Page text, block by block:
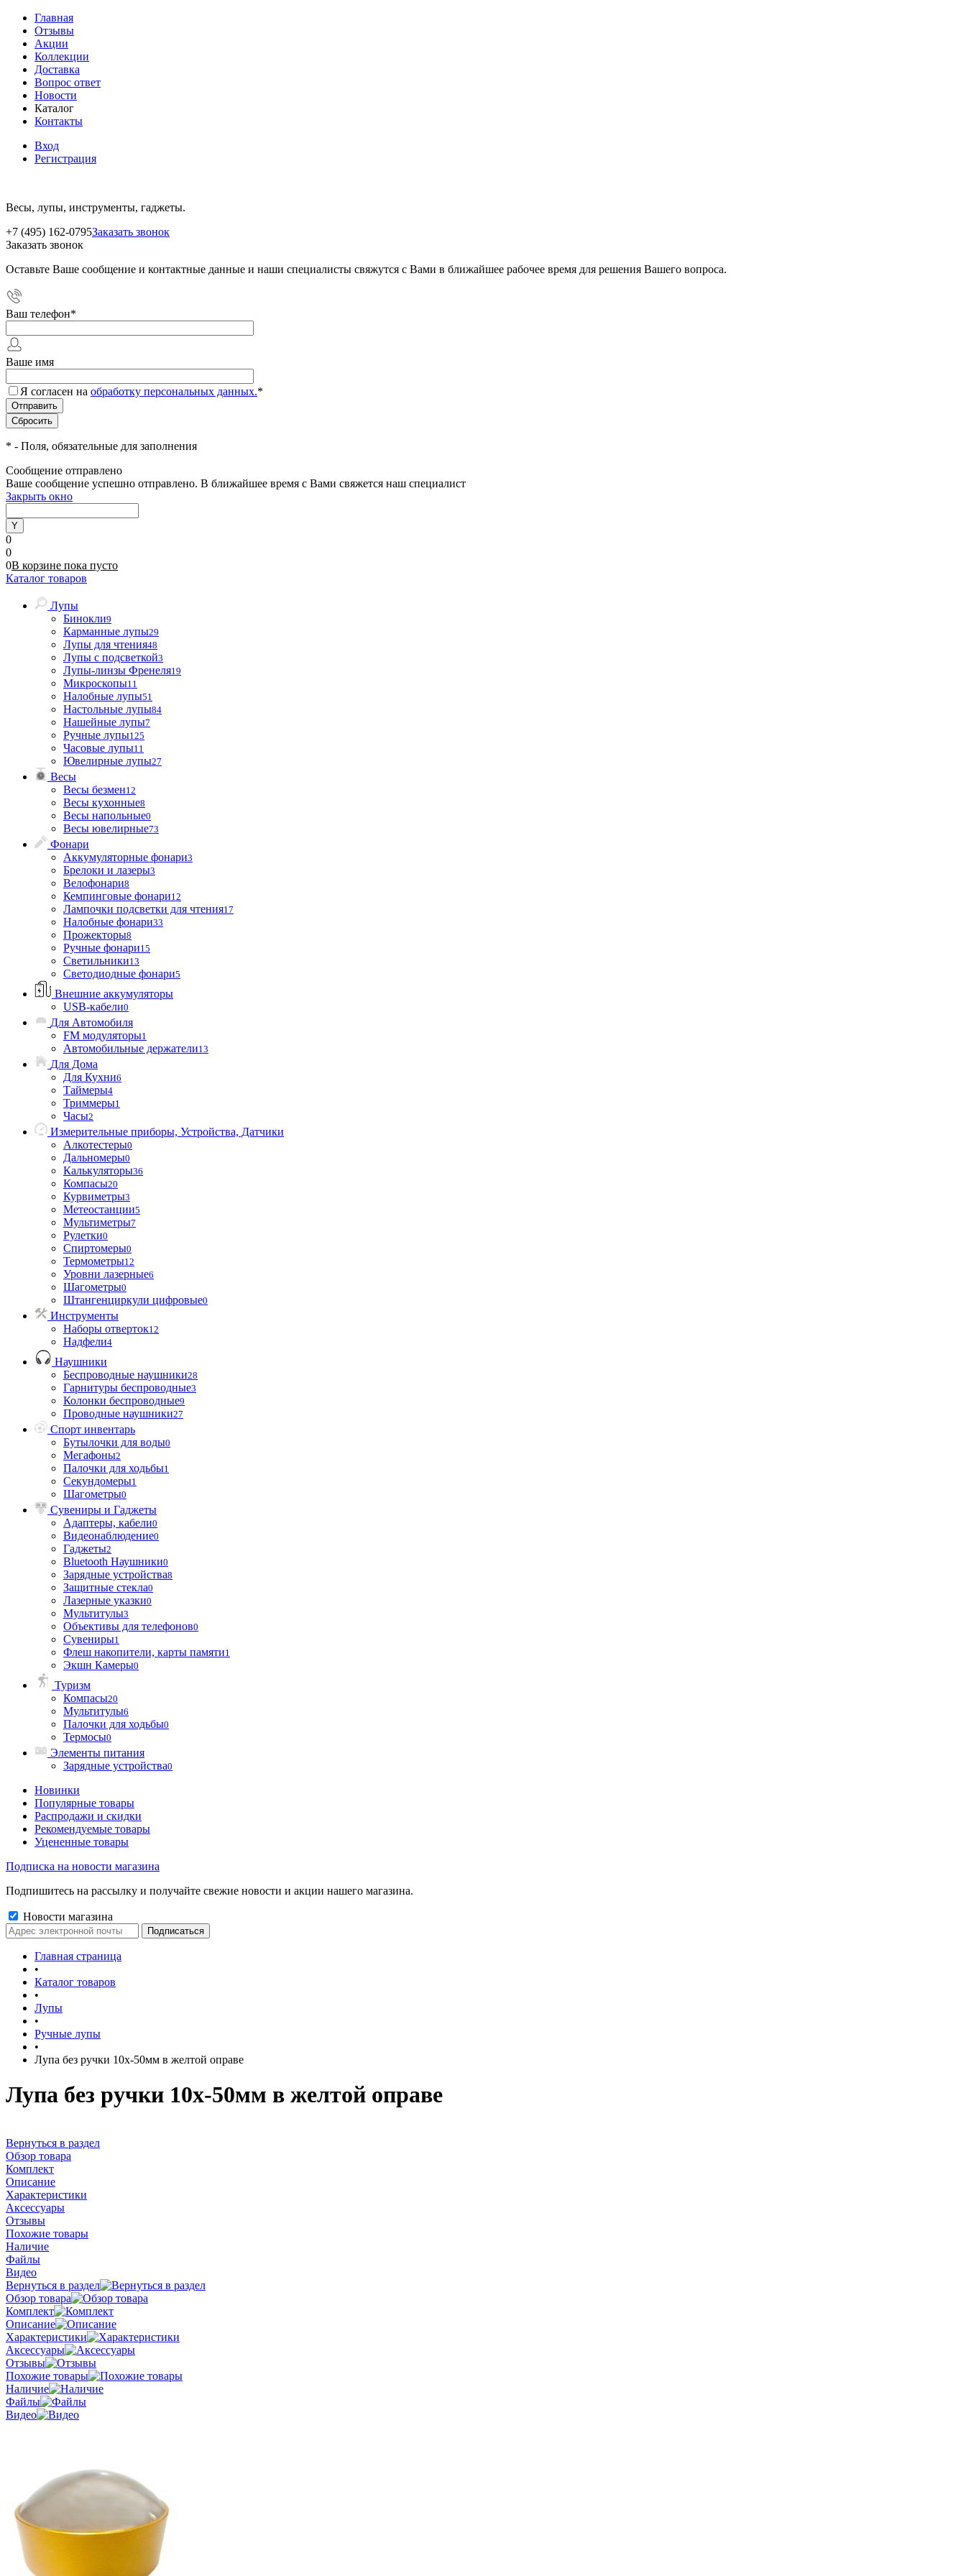
Главная
Отзывы
Акции
Коллекции
Доставка
Вопрос ответ
Новости
Каталог
Контакты
Вход
Регистрация
Весы, лупы, инструменты, гаджеты.
+7 (495) 162-0795Заказать звонок
Заказать звонок
Оставьте Ваше сообщение и контактные данные и наши специалисты свяжутся с Вами в ближайшее рабочее время для решения Вашего вопроса.
Ваш телефон*
Ваше имя
Я согласен на обработку персональных данных.*
* - Поля, обязательные для заполнения
Сообщение отправлено
Ваше сообщение успешно отправлено. В ближайшее время с Вами свяжется наш специалист
Закрыть окно
0
0
0В корзине пока пусто
Каталог товаров
Лупы
Бинокли9
Карманные лупы29
Лупы для чтения48
Лупы с подсветкой3
Лупы-линзы Френеля19
Микроскопы11
Налобные лупы51
Настольные лупы84
Нашейные лупы7
Ручные лупы125
Часовые лупы11
Ювелирные лупы27
Весы
Весы безмен12
Весы кухонные8
Весы напольные0
Весы ювелирные73
Фонари
Аккумуляторные фонари3
Брелоки и лазеры3
Велофонари8
Кемпинговые фонари12
Лампочки подсветки для чтения17
Налобные фонари33
Прожекторы8
Ручные фонари15
Светильники13
Светодиодные фонари5
Внешние аккумуляторы
USB-кабели0
Для Автомобиля
FM модуляторы1
Автомобильные держатели13
Для Дома
Для Кухни6
Таймеры4
Триммеры1
Часы2
Измерительные приборы, Устройства, Датчики
Алкотестеры0
Дальномеры0
Калькуляторы36
Компасы20
Курвиметры3
Метеостанции5
Мультиметры7
Рулетки0
Спиртомеры0
Термометры12
Уровни лазерные6
Шагометры0
Штангенциркули цифровые0
Инструменты
Наборы отверток12
Надфели4
Наушники
Беспроводные наушники28
Гарнитуры беспроводные3
Колонки беспроводные9
Проводные наушники27
Спорт инвентарь
Бутылочки для воды0
Мегафоны2
Палочки для ходьбы1
Секундомеры1
Шагометры0
Сувениры и Гаджеты
Адаптеры, кабели0
Видеонаблюдение0
Гаджеты2
Bluetooth Наушники0
Зарядные устройства8
Защитные стекла0
Лазерные указки0
Мультитулы3
Объективы для телефонов0
Сувениры1
Флеш накопители, карты памяти1
Экшн Камеры0
Туризм
Компасы20
Мультитулы6
Палочки для ходьбы0
Термосы0
Элементы питания
Зарядные устройства0
Новинки
Популярные товары
Распродажи и скидки
Рекомендуемые товары
Уцененные товары
Подписка на новости магазина
Подпишитесь на рассылку и получайте свежие новости и акции нашего магазина.
Новости магазина
Главная страница
•
Каталог товаров
•
Лупы
•
Ручные лупы
•
Лупа без ручки 10х-50мм в желтой оправе
Лупа без ручки 10х-50мм в желтой оправе
Вернуться в раздел
Обзор товара
Комплект
Описание
Характеристики
Аксессуары
Отзывы
Похожие товары
Наличие
Файлы
Видео
Вернуться в раздел
Обзор товара
Комплект
Описание
Характеристики
Аксессуары
Отзывы
Похожие товары
Наличие
Файлы
Видео